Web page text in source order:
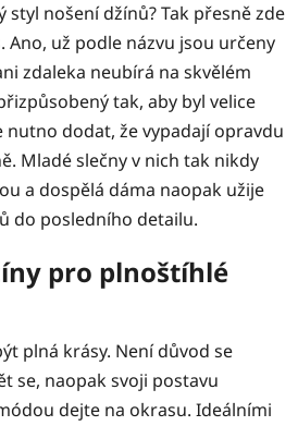
styl nošení džínů? Tak přesně zde
Ano, už podle názvu jsou určeny
zdaleka neubírá na skvělém
tak, aby byl velice
nutno dodat, že vypadají opravdu
Mladé slečny v nich tak nikdy
a dospělá dáma naopak užije
do posledního detailu.
pro plnoštíhlé
plná krásy. Není důvod se
se, naopak svoji postavu
dejte na okrasu. Ideálními